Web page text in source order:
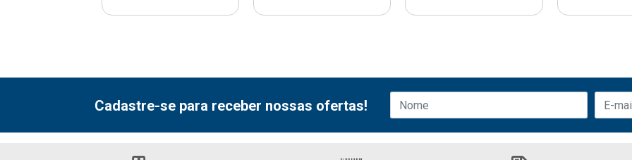
Cadastre-se para receber nossas ofertas!